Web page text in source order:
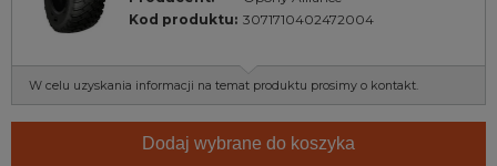
Kod produktu: 3071710402472004
W celu uzyskania informacji na temat produktu prosimy o kontakt.
Dodaj wybrane do koszyka